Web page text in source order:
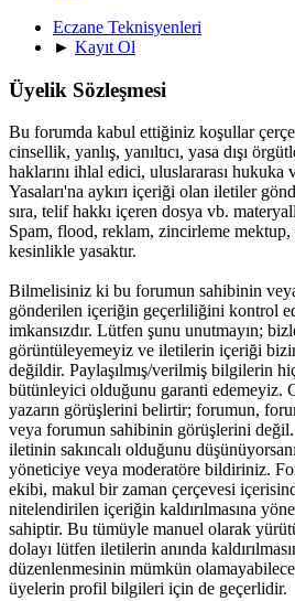
Eczane Teknisyenleri
► Kayıt Ol
Üyelik Sözleşmesi
Bu forumda kabul ettiğiniz koşullar
cinsellik, yanlış, yanıltıcı, yasa dışı
haklarını ihlal edici, uluslararası
Yasaları'na aykırı içeriği olan iletiler
sıra, telif hakkı içeren dosya vb.
Spam, flood, reklam, zincirleme
kesinlikle yasaktır.
Bilmelisiniz ki bu forumun sahibinin
gönderilen içeriğin geçerliliğini kontrol
imkansızdır. Lütfen şunu unutmayın;
görüntüleyemeyiz ve iletilerin içeriği
değildir. Paylaşılmış/verilmiş bilgilerin
bütünleyici olduğunu garanti edemeyiz.
yazarın görüşlerini belirtir; forumun,
veya forumun sahibinin görüşlerini
iletinin sakıncalı olduğunu
yöneticiye veya moderatöre bildiriniz.
ekibi, makul bir zaman çerçevesi
nitelendirilen içeriğin kaldırılmasına
sahiptir. Bu tümüyle manuel olarak
dolayı lütfen iletilerin anında
düzenlenmesinin mümkün
üyelerin profil bilgileri için de geçerlidir.